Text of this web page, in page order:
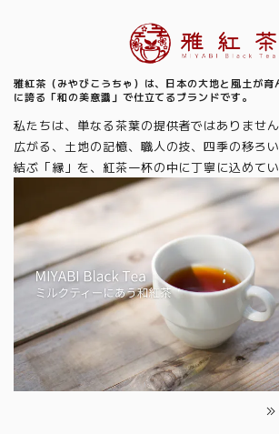
雅紅茶（みやびこうちゃ）は、日本の大地と風土が育
に誇る「和の美意識」で仕立てるブランドです。
私たちは、単なる茶葉の提供者ではありませ
広がる、土地の記憶、職人の技、四季の移ろ
結ぶ「縁」を、紅茶一杯の中に丁寧に込めてい